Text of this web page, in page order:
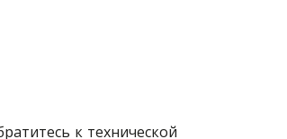
к технической